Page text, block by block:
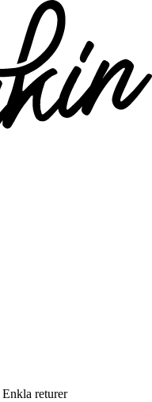
Enkla returer